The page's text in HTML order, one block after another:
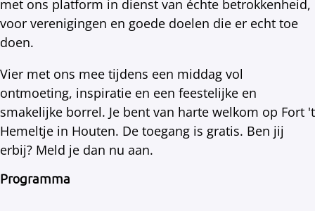
met ons platform in dienst van échte betrokkenheid,
voor verenigingen en goede doelen die er echt toe
doen.
Vier met ons mee tijdens een middag vol
ontmoeting, inspiratie en een feestelijke en
smakelijke borrel. Je bent van harte welkom op Fort 't
Hemeltje in Houten. De toegang is gratis. Ben jij
erbij? Meld je dan nu aan.
Programma